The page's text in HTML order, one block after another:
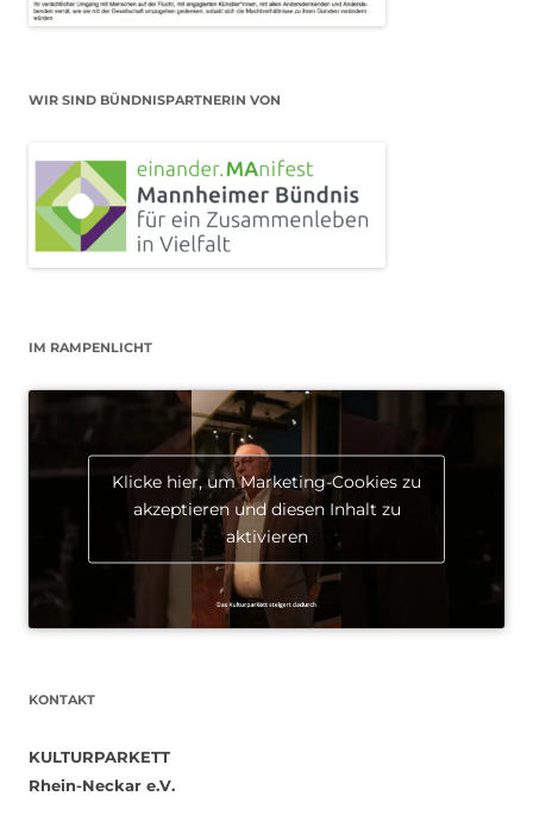
WIR SIND BÜNDNISPARTNERIN VON
IM RAMPENLICHT
Klicke hier, um Marketing-Cookies zu
akzeptieren und diesen Inhalt zu
aktivieren
KONTAKT
KULTURPARKETT
Rhein-Neckar e.V.